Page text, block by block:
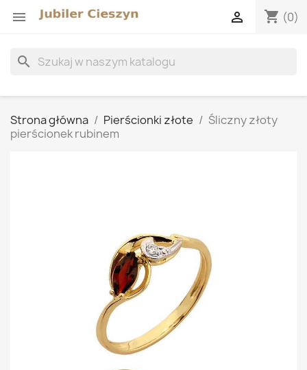
 shopping_cart (0)

search
Strona główna Pierścionki złote
Śliczny złoty
pierścionek rubinem